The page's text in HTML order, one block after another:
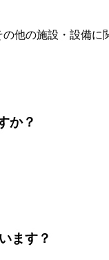
他の施設・設備に
か？
ます？